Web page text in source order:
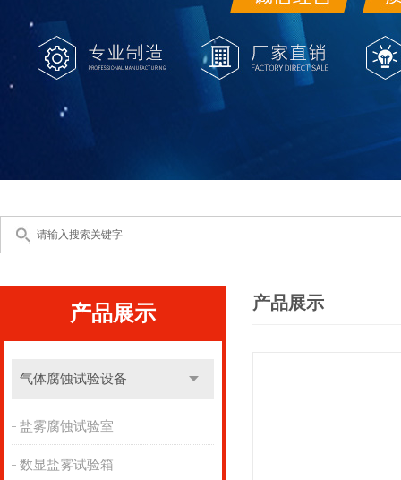
产品展示
气体腐蚀试验设备
盐雾腐蚀试验室
数显盐雾试验箱
产品展示